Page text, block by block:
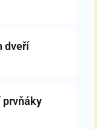
dveří
prvňáky